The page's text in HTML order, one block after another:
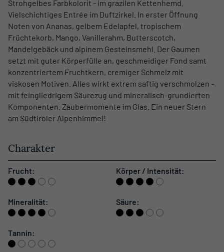
Strohgelbes Farbkolorit - im grazilen Kettenhemd.
Vielschichtiges Entrée im Duftzirkel. In erster Öffnung
Noten von Ananas, gelbem Edelapfel, tropischem
Früchtekorb, Mango, Vanillerahm, Butterscotch,
Mandelgebäck und alpinem Gesteinsmehl. Der Gaumen
setzt mit guter Körperfülle an, geschmeidiger Fond samt
konzentriertem Fruchtkern, cremiger Schmelz mit
viskosen Motiven. Alles wirkt extrem saftig verschmolzen -
mit feingliedrigem Säurezug und mineralisch-grundierten
Komponenten. Zaubermomente im Glas. Ein neuer Stern
am Südtiroler Alpenhimmel!
Charakter
Frucht: Körper / Intensität:
Mineralität: Säure:
Tannin: